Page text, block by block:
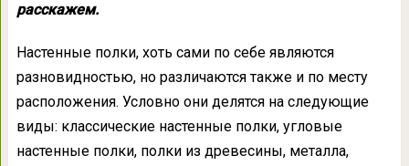
расскажем.
Настенные полки, хоть сами по себе являются
разновидностью, но различаются также и по месту
расположения. Условно они делятся на следующие
виды: классические настенные полки, угловые
настенные полки, полки из древесины, металла,